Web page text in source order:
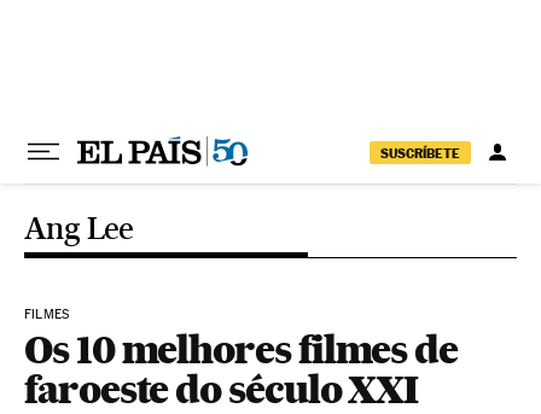
SUSCRÍBETE
Ang Lee
FILMES
Os 10 melhores filmes de
faroeste do século XXI